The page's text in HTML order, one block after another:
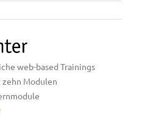
web-based Trainings
Modulen